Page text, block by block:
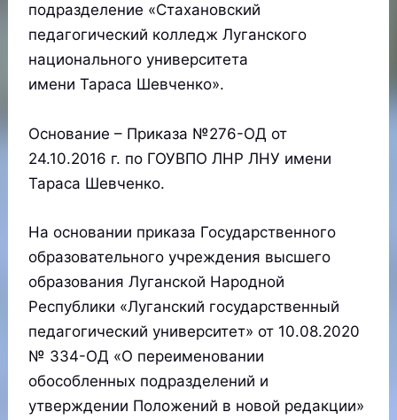
подразделение «Стахановский
педагогический колледж Луганского
национального университета
имени Тараса Шевченко».
Основание – Приказа №276-ОД от
24.10.2016 г. по ГОУВПО ЛНР ЛНУ имени
Тараса Шевченко.
На основании приказа Государственного
образовательного учреждения высшего
образования Луганской Народной
Республики «Луганский государственный
педагогический университет» от 10.08.2020
№ 334-ОД «О переименовании
обособленных подразделений и
утверждении Положений в новой редакции»